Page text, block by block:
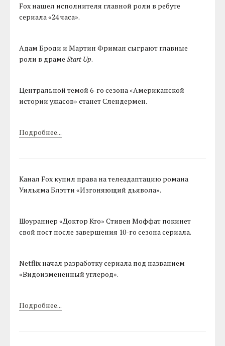
Fox нашел исполнителя главной роли в ребуте
сериала «24 часа».
Адам Броди и Мартин Фриман сыграют главные
роли в драмеStart Up.
Центральной темой 6-го сезона «Американской
истории ужасов» станет Слендермен.
Подробнее...
Канал Fox купил права на телеадаптацию романа
Уильяма Блэтти «Изгоняющий дьявола».
Шоураннер «Доктор Кто» Стивен Моффат покинет
свой пост после завершения 10-го сезона сериала.
Netflix начал разработку сериала под названием
«Видоизмененный углерод».
Подробнее...